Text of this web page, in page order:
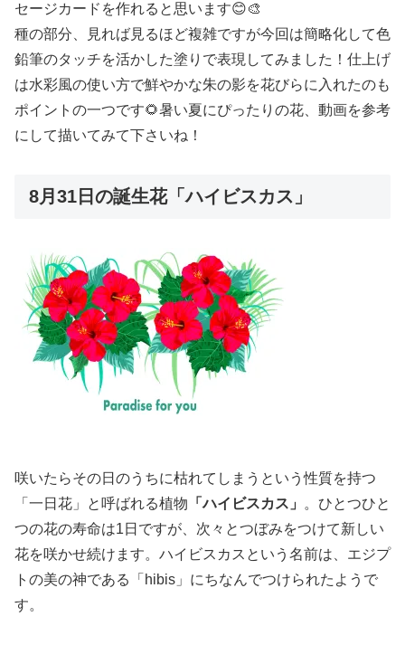
セージカードを作れると思います😊🎨
種の部分、見れば見るほど複雑ですが今回は簡略化して色
鉛筆のタッチを活かした塗りで表現してみました！仕上げ
は水彩風の使い方で鮮やかな朱の影を花びらに入れたのも
ポイントの一つです🌻暑い夏にぴったりの花、動画を参考
にして描いてみて下さいね！
8月31日の誕生花「ハイビスカス」
咲いたらその日のうちに枯れてしまうという性質を持つ
「一日花」と呼ばれる植物 「ハイビスカス」
。ひとつひと
つの花の寿命は1日ですが、次々とつぼみをつけて新しい
花を咲かせ続けます。ハイビスカスという名前は、エジプ
トの美の神である「hibis」にちなんでつけられたようで
す。